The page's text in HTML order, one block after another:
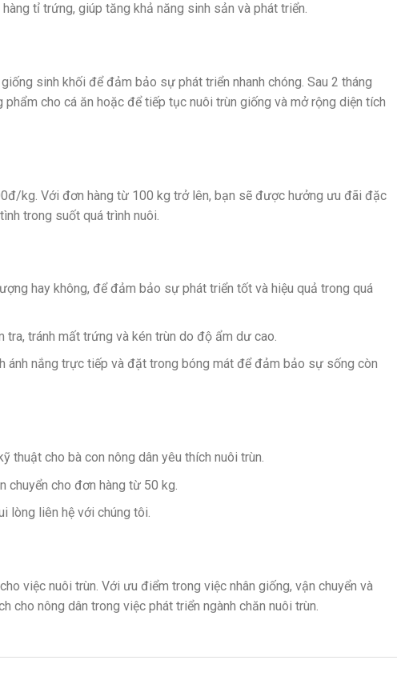
tỉ trứng, giúp tăng khả năng sinh sản và phát triển.
sinh khối để đảm bảo sự phát triển nhanh chóng. Sau 2 tháng
cho cá ăn hoặc để tiếp tục nuôi trùn giống và mở rộng diện tích
kg. Với đơn hàng từ 100 kg trở lên, bạn sẽ được hưởng ưu đãi đặc
trong suốt quá trình nuôi.
hay không, để đảm bảo sự phát triển tốt và hiệu quả trong quá
tránh mất trứng và kén trùn do độ ẩm dư cao.
ánh nắng trực tiếp và đặt trong bóng mát để đảm bảo sự sống còn
thuật cho bà con nông dân yêu thích nuôi trùn.
chuyển cho đơn hàng từ 50 kg.
lòng liên hệ với chúng tôi.
việc nuôi trùn. Với ưu điểm trong việc nhân giống, vận chuyển và
cho nông dân trong việc phát triển ngành chăn nuôi trùn.